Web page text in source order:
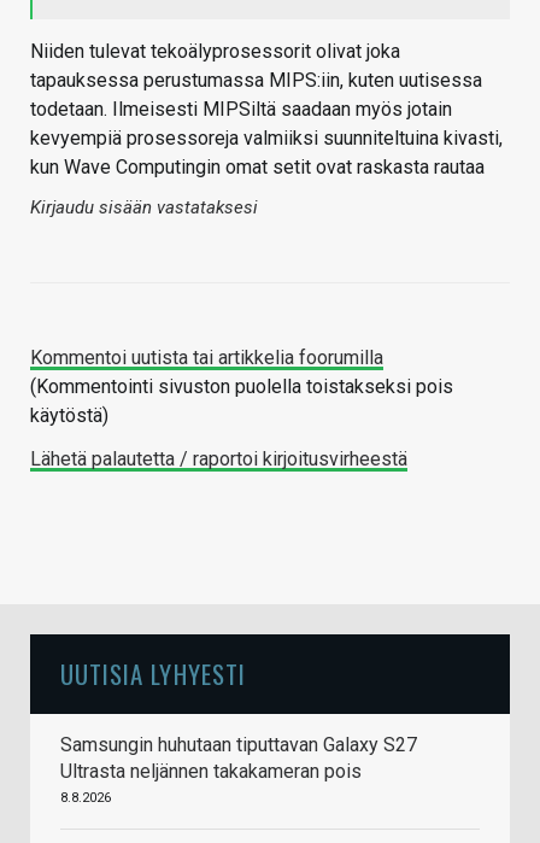
Niiden tulevat tekoälyprosessorit olivat joka
tapauksessa perustumassa MIPS:iin, kuten uutisessa
todetaan. Ilmeisesti MIPSiltä saadaan myös jotain
kevyempiä prosessoreja valmiiksi suunniteltuina kivasti,
kun Wave Computingin omat setit ovat raskasta rautaa
Kirjaudu sisään vastataksesi
Kommentoi uutista tai artikkelia foorumilla
(Kommentointi sivuston puolella toistakseksi pois
käytöstä)
Lähetä palautetta / raportoi kirjoitusvirheestä
UUTISIA LYHYESTI
Samsungin huhutaan tiputtavan Galaxy S27
Ultrasta neljännen takakameran pois
8.8.2026